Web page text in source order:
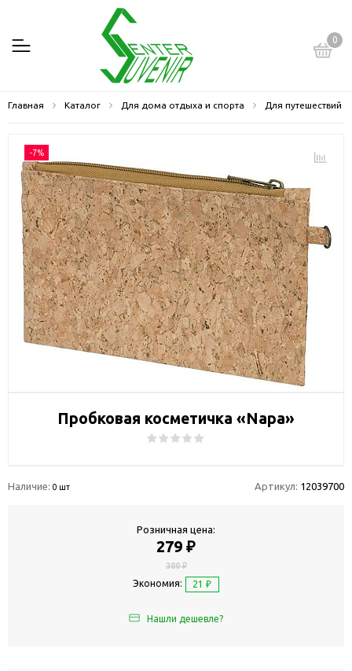
0
Главная Каталог Для дома отдыха и спорта Для путешествий
-7%
Пробковая косметичка «Napa»
Наличие: 0 шт Артикул: 12039700
Розничная цена:
279 ₽
300 ₽
Экономия: 21 ₽
Нашли дешевле?